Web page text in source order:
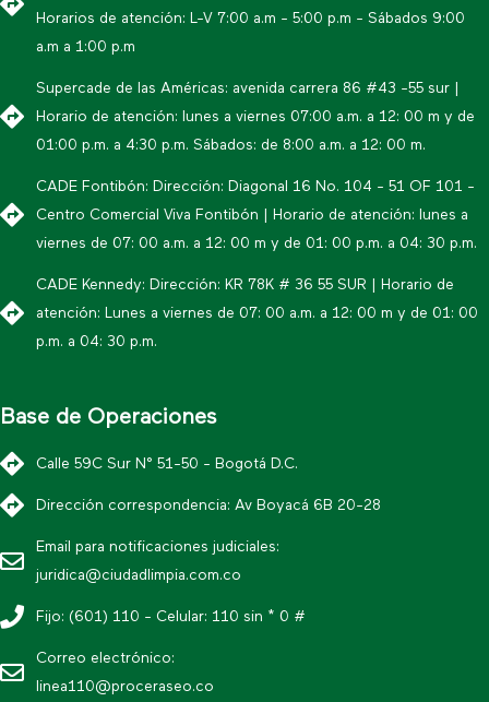
Horarios de atención: L-V 7:00 a.m - 5:00 p.m - Sábados 9:00
a.m a 1:00 p.m
Supercade de las Américas: avenida carrera 86 #43 -55 sur |
Horario de atención: lunes a viernes 07:00 a.m. a 12: 00 m y de
01:00 p.m. a 4:30 p.m. Sábados: de 8:00 a.m. a 12: 00 m.
CADE Fontibón: Dirección: Diagonal 16 No. 104 - 51 OF 101 -
Centro Comercial Viva Fontibón | Horario de atención: lunes a
viernes de 07: 00 a.m. a 12: 00 m y de 01: 00 p.m. a 04: 30 p.m.
CADE Kennedy: Dirección: KR 78K # 36 55 SUR | Horario de
atención: Lunes a viernes de 07: 00 a.m. a 12: 00 m y de 01: 00
p.m. a 04: 30 p.m.
Base de Operaciones
Calle 59C Sur N° 51-50 - Bogotá D.C.
Dirección correspondencia: Av Boyacá 6B 20-28
Email para notificaciones judiciales:
juridica@ciudadlimpia.com.co
Fijo: (601) 110 - Celular: 110 sin * 0 #
Correo electrónico:
linea110@proceraseo.co